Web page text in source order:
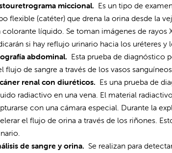
miccional. Es un tipo de
flexible (catéter) que drena la orina desde la
colorante líquido. Se toman imágenes de rayos
si hay reflujo urinario hacia los uréteres y
abdominal. Esta prueba de diagnóstico
flujo de sangre a través de los vasos
renal con diuréticos. Es una prueba de
radiactivo en una vena. El material
con una cámara especial. Durante la
el flujo de orina a través de los riñones.
de sangre y orina. Se realizan para